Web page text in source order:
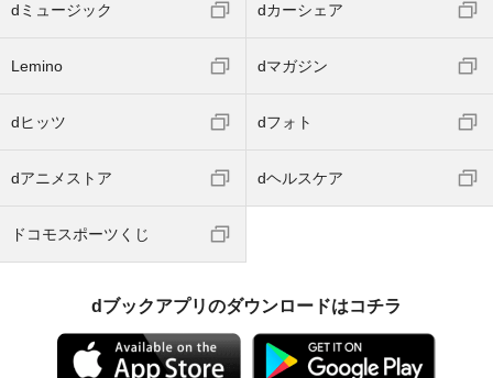
dミュージック dカーシェア
Lemino dマガジン
dヒッツ dフォト
dアニメストア dヘルスケア
ドコモスポーツくじ
dブックアプリのダウンロードはコチラ